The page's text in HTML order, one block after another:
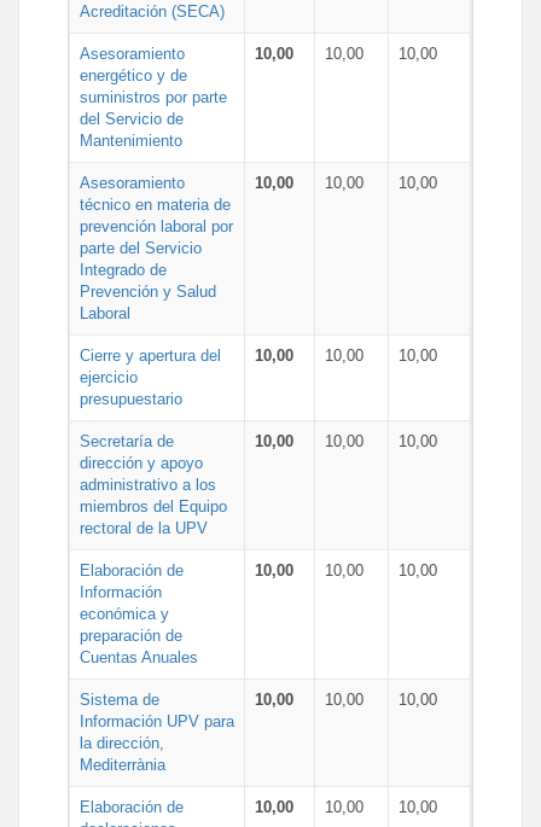
Acreditación (SECA)
Asesoramiento
energético y de
suministros por parte
del Servicio de
Mantenimiento
10,00 10,00 10,00
Asesoramiento
técnico en materia de
prevención laboral por
parte del Servicio
Integrado de
Prevención y Salud
Laboral
10,00 10,00 10,00
Cierre y apertura del
ejercicio
presupuestario
10,00 10,00 10,00
Secretaría de
dirección y apoyo
administrativo a los
miembros del Equipo
rectoral de la UPV
10,00 10,00 10,00
Elaboración de
Información
económica y
preparación de
Cuentas Anuales
10,00 10,00 10,00
Sistema de
Información UPV para
la dirección,
Mediterrània
10,00 10,00 10,00
Elaboración de
10,00 10,00 10,00